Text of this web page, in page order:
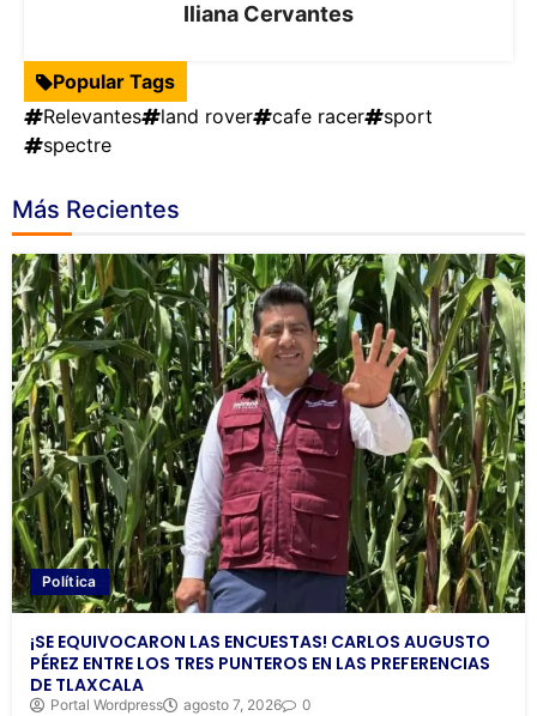
Iliana Cervantes
Popular Tags
Relevantes
land rover cafe racer
sport
spectre
Más Recientes
Política
¡SE EQUIVOCARON LAS ENCUESTAS! CARLOS AUGUSTO
PÉREZ ENTRE LOS TRES PUNTEROS EN LAS PREFERENCIAS
DE TLAXCALA
Portal Wordpress agosto 7, 2026 0